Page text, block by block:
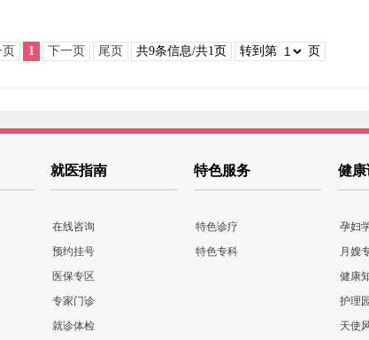
1 下一页 尾页 共9条信息/共1页 转到第 页
就医指南 特色服务 健
在线咨询
预约挂号
医保专区
专家门诊
就诊体检
特色诊疗
特色专科
孕妇
月嫂
健康
护理
天使